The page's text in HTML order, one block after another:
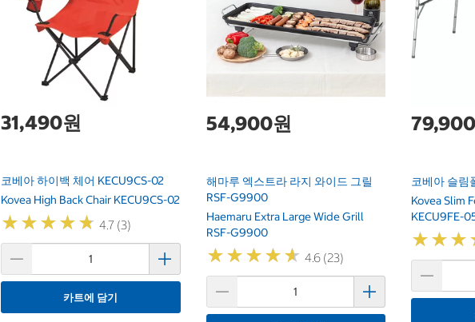
31,490원
코베아 하이백 체어 KECU9CS-02
Kovea High Back Chair KECU9CS-02
★★★★★
★★★★★ 4.7 (3)
카트에 담기
54,900원
해마루 엑스트라 라지 와이드 그릴
RSF-G9900
Haemaru Extra Large Wide Grill
RSF-G9900
★★★★★
★★★★★ 4.6 (23)
코베아 슬림
Kovea Slim
KECU9FE-
★★★
★★★